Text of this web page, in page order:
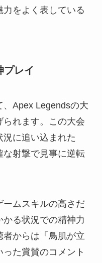
をよく表している
プレイ
Apex Legendsの大
れます。この大会
に追い込まれた
な射撃で見事に逆転
ームスキルの高さだ
る状況での精神力
からは「鳥肌が立
た賞賛のコメント